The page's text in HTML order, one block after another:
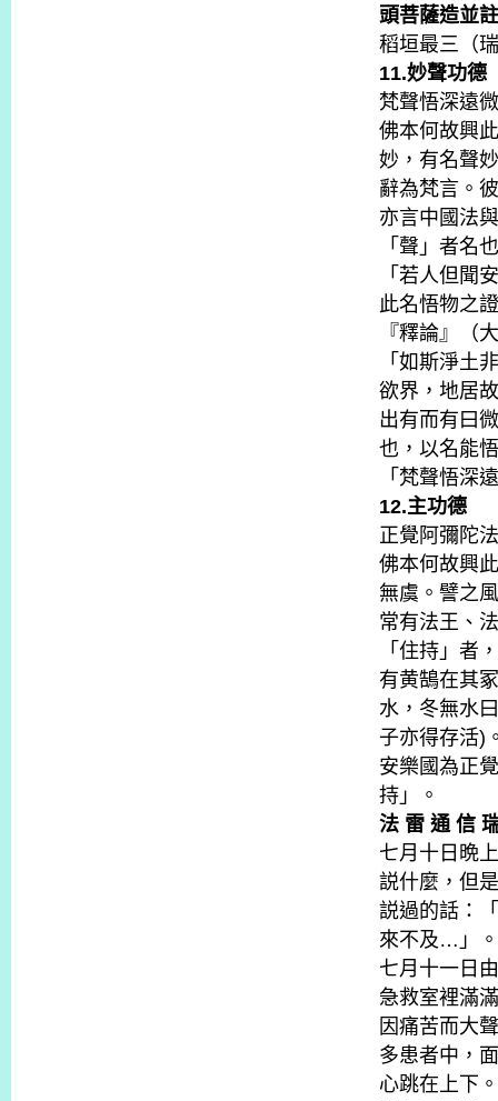
頭菩薩造並
稻垣最三（
11.妙聲功德
梵聲悟深遠
佛本何故興
妙，有名聲
辭為梵言。
亦言中國法
「聲」者名
「若人但聞
此名悟物之
『釋論』（
「如斯淨土
欲界，地居
出有而有曰
也，以名能
「梵聲悟深
12.主功德
正覺阿彌陀
佛本何故興
無虞。譬之
常有法王、
「住持」者
有黄鵠在其
水，冬無水
子亦得存活)
安樂國為正
持」。
法 雷 通 信
七月十日晩
説什麼，但
説過的話：
來不及…」。
七月十一日
急救室裡滿
因痛苦而大
多患者中，
心跳在上下